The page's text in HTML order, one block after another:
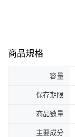
商品規格
容量
保存期限
商品數量
主要成分